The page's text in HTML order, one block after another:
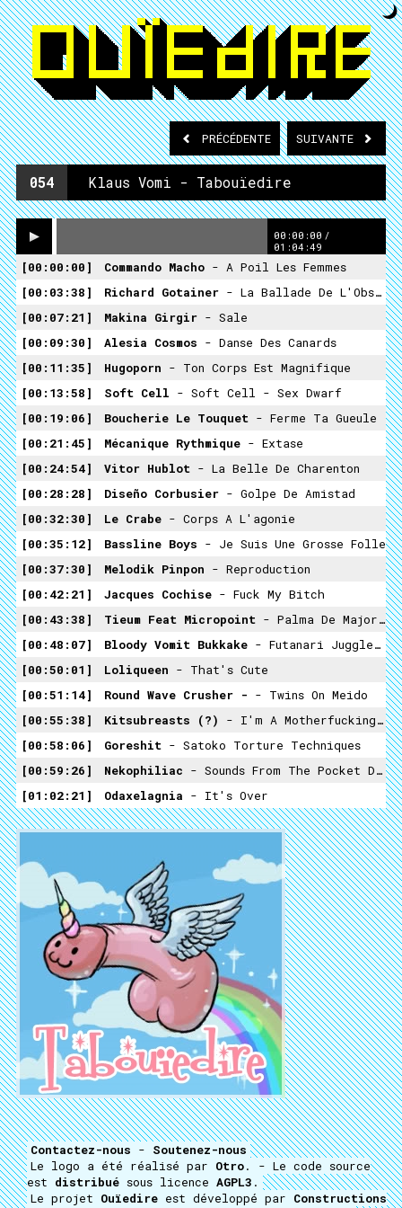
PRÉCÉDENTE SUIVANTE
054 Klaus Vomi - Tabouïedire
00:00:00 /
01:04:49
00:00:00 Commando Macho - A Poil Les Femmes
00:03:38
Richard Gotainer - La Ballade De L'Obsédé
00:07:21
Makina Girgir - Sale
00:09:30
Alesia Cosmos - Danse Des Canards
00:11:35
Hugoporn - Ton Corps Est Magnifique
00:13:58
Soft Cell - Soft Cell - Sex Dwarf
00:19:06
Boucherie Le Touquet - Ferme Ta Gueule
00:21:45
Mécanique Rythmique - Extase
00:24:54
Vitor Hublot - La Belle De Charenton
00:28:28
Diseño Corbusier - Golpe De Amistad
00:32:30
Le Crabe - Corps A L'agonie
00:35:12
Bassline Boys - Je Suis Une Grosse Folle
00:37:30
Melodik Pinpon - Reproduction
00:42:21
Jacques Cochise - Fuck My Bitch
00:43:38
Tieum Feat Micropoint - Palma De Majorque
00:48:07
Bloody Vomit Bukkake - Futanari Juggler Loli
00:50:01
Loliqueen - That's Cute
00:51:14
Round Wave Crusher - - Twins On Meido
00:55:38
Kitsubreasts (?)
- I'm A Motherfucking Loli (I Do Whatever I Whant)
00:58:06
Goreshit - Satoko Torture Techniques
00:59:26
Nekophiliac - Sounds From The Pocket Dimension, Where All Your Wildest Dreams Come True
01:02:21
Odaxelagnia - It's Over
Contactez-nous - Soutenez-nous
Le logo a été réalisé par Otro. - Le code source
est distribué sous licence AGPL3 .
Le projet Ouïedire est développé par Constructions